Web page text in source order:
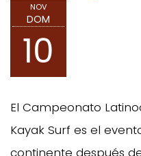
NOV
DOM
10
El Campeonato
Kayak Surf es el
continente después